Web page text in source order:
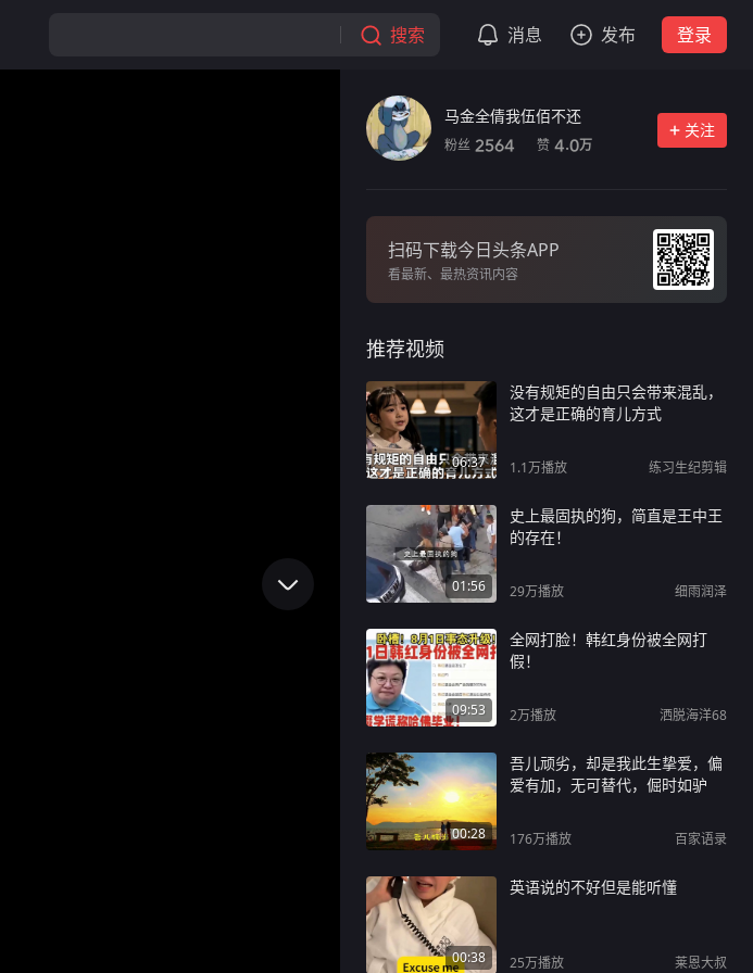
搜索 消息 发布 登录
马金全倩我伍佰不还
粉丝 2564 赞 4.0万
关注
扫码下载今日头条APP
看最新、最热资讯内容
推荐视频
06:37
没有规矩的自由只会带来混乱，
这才是正确的育儿方式
1.1万播放 练习生纪剪辑
01:56
史上最固执的狗，简直是王中王
的存在！
29万播放 细雨润泽
09:53
全网打脸！韩红身份被全网打
假！
2万播放 洒脱海洋68
00:28
吾儿顽劣，却是我此生挚爱，偏
爱有加，无可替代，倔时如驴
176万播放 百家语录
00:38
英语说的不好但是能听懂
25万播放 莱恩大叔